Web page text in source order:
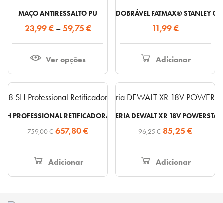
MAÇO ANTIRESSALTO PU
23,99€ – 59,75€Price
range:
59,75 €
Ver opções
multiple
The
options
be
chosen
on
X-ACTO DOBRÁVEL FATMAX® STANLEY 0-
11,99€
Adicionar
PROFESSIONAL RETIFICADORA DIREITA
759,00€ O
preço
original
657,80€O
preço
Adicionar
BATERIA DEWALT XR 18V
96,25€ O
preço
original
85,25€O
preço
Adicionar